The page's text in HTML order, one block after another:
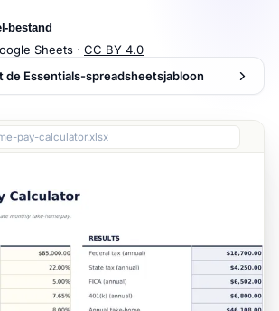
bestand
Sheets · CC BY 4.0
de Essentials-spreadsheetsjabloon
pay-calculator.xlsx